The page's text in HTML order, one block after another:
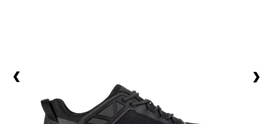
Vrijetijdsschoenen